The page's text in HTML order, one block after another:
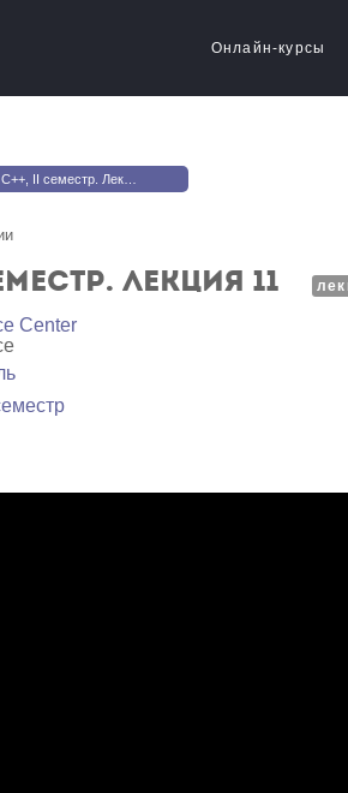
Онлайн-курсы
II семестр. Лекция 11
Лекция 11
Center